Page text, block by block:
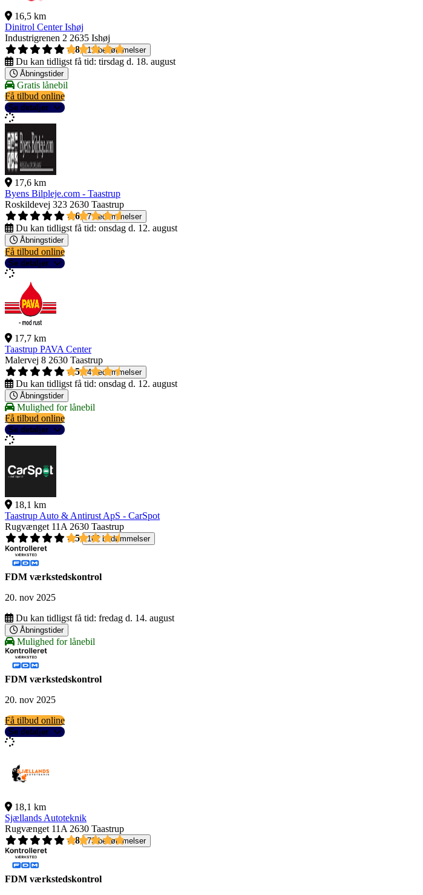
16,5 km
Dinitrol Center Ishøj
Industrigrenen 2 2635 Ishøj
4,8
11 bedømmelser
Du kan tidligst få tid: tirsdag d. 18. august
Åbningstider
Gratis lånebil
Få tilbud online
Se detaljer
17,6 km
Byens Bilpleje.com - Taastrup
Roskildevej 323 2630 Taastrup
4,6
7 bedømmelser
Du kan tidligst få tid: onsdag d. 12. august
Åbningstider
Få tilbud online
Se detaljer
17,7 km
Taastrup PAVA Center
Malervej 8 2630 Taastrup
4,5
4 bedømmelser
Du kan tidligst få tid: onsdag d. 12. august
Åbningstider
Mulighed for lånebil
Få tilbud online
Se detaljer
18,1 km
Taastrup Auto & Antirust ApS - CarSpot
Rugvænget 11A 2630 Taastrup
4,5
162 bedømmelser
FDM værkstedskontrol
20. nov 2025
Du kan tidligst få tid: fredag d. 14. august
Åbningstider
Mulighed for lånebil
FDM værkstedskontrol
20. nov 2025
Få tilbud online
Se detaljer
18,1 km
Sjællands Autoteknik
Rugvænget 11A 2630 Taastrup
4,8
73 bedømmelser
FDM værkstedskontrol